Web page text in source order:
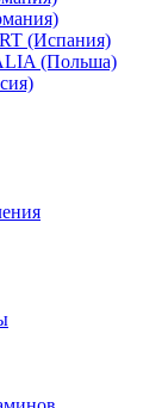
(Испания)
(Польша)